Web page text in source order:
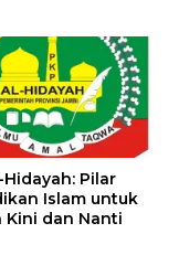
Hidayah: Pilar
Islam untuk
Kini dan Nanti